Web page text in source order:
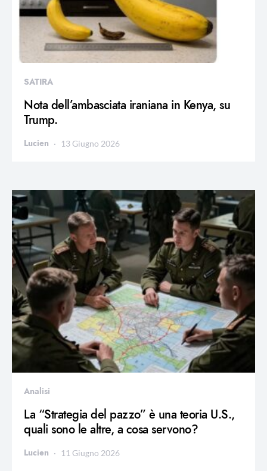
SATIRA
Nota dell’ambasciata iraniana in Kenya, su
Trump.
Lucien 13 Giugno 2026
Analisi
La “Strategia del pazzo” è una teoria U.S.,
quali sono le altre, a cosa servono?
Lucien 11 Giugno 2026